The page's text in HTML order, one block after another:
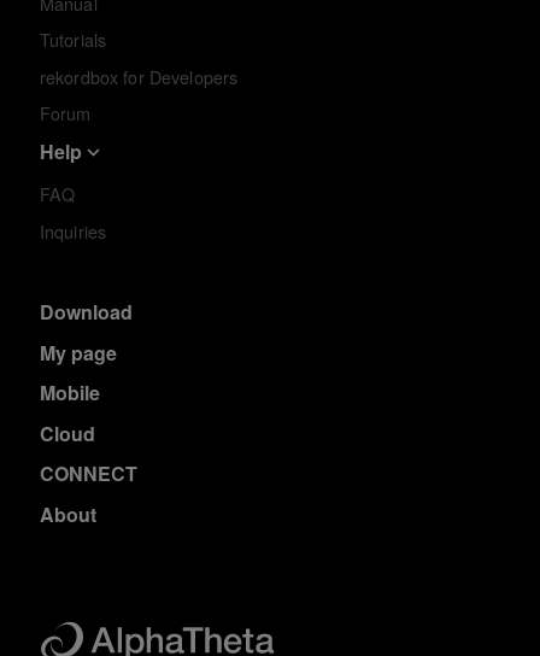
Tutorials
rekordbox for Developers
Forum
Help
FAQ
Inquiries
Download
My page
Mobile
Cloud
CONNECT
About